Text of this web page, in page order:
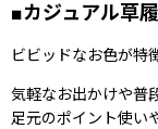
■カジュアル草
ビビッドなお色が特
気軽なお出かけや普
足元のポイント使い